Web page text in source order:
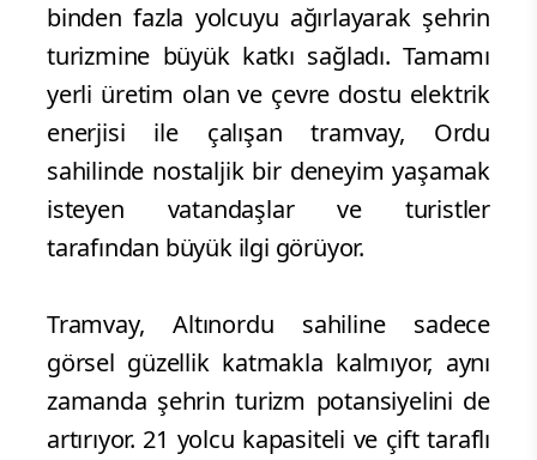
binden fazla yolcuyu ağırlayarak şehrin
turizmine büyük katkı sağladı. Tamamı
yerli üretim olan ve çevre dostu elektrik
enerjisi ile çalışan tramvay, Ordu
sahilinde nostaljik bir deneyim yaşamak
isteyen vatandaşlar ve turistler
tarafından büyük ilgi görüyor.
Tramvay, Altınordu sahiline sadece
görsel güzellik katmakla kalmıyor, aynı
zamanda şehrin turizm potansiyelini de
artırıyor. 21 yolcu kapasiteli ve çift taraflı